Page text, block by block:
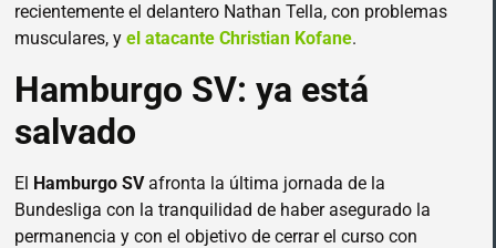
recientemente el delantero Nathan Tella, con problemas
musculares, y el atacante Christian Kofane.
Hamburgo SV: ya está
salvado
El Hamburgo SVafronta la última jornada de la
Bundesliga con la tranquilidad de haber asegurado la
permanencia y con el objetivo de cerrar el curso con